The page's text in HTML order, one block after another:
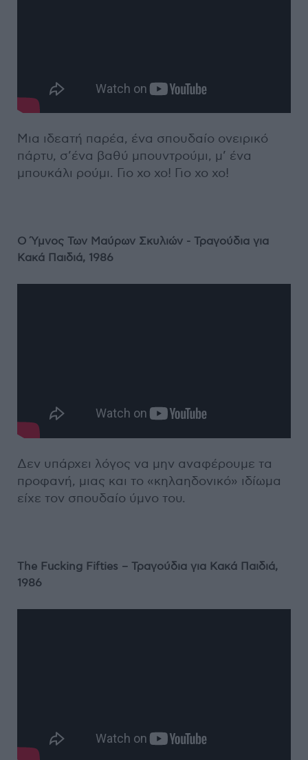
Μια ιδεατή παρέα, ένα σπουδαίο ονειρικό
πάρτυ, σ’ένα βαθύ μπουντρούμι, μ’ ένα
μπουκάλι ρούμι. Γιο χο χο! Γιο χο χο!
Ο Ύμνος Των Μαύρων Σκυλιών - Τραγούδια για
Κακά Παιδιά, 1986
Δεν υπάρχει λόγος να μην αναφέρουμε τα
προφανή, μιας και το «κηλαηδονικό» ιδίωμα
είχε τον σπουδαίο ύμνο του.
The Fucking Fifties – Τραγούδια για Κακά Παιδιά,
1986